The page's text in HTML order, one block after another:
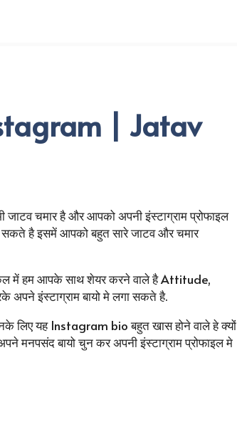
| Jatav
चमार है और आपको अपनी इंस्टाग्राम प्रोफाइल
सकते है इसमें आपको बहुत सारे जाटव और चमार
में हम आपके साथ शेयर करने वाले है Attitude,
इंस्टाग्राम बायो मे लगा सकते है.
लिए यह Instagram bio बहुत खास होने वाले हे क्यों
मनपसंद बायो चुन कर अपनी इंस्टाग्राम प्रोफाइल मे